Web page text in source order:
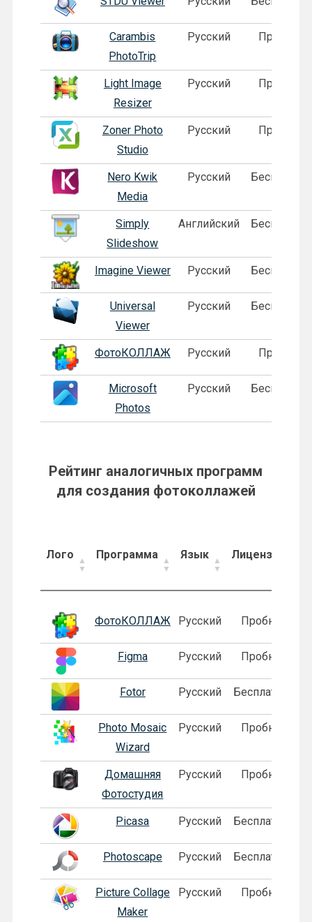
Carambis
PhotoTrip
Русский Пробная
Light Image
Resizer
Русский Пробная
Zoner Photo
Studio
Русский Пробная
Nero Kwik
Media
Русский Бесплатная
Simply
Slideshow
Английский Бесплатная
Imagine Viewer Русский Бесплатная
Universal
Viewer
Русский Бесплатная
ФотоКОЛЛАЖ Русский Пробная
Microsoft
Photos
Русский Бесплатная
Рейтинг аналогичных программ
для создания фотоколлажей
Лого Программа Язык Лицензия
Лого Программа Язык Лицензия
ФотоКОЛЛАЖ Русский Пробная
Figma Русский Пробная
Fotor Русский Бесплатная
Photo Mosaic
Wizard
Русский Пробная
Домашняя
Фотостудия
Русский Пробная
Picasa Русский Бесплатная
Photoscape Русский Бесплатная
Picture Collage
Maker
Русский Пробная